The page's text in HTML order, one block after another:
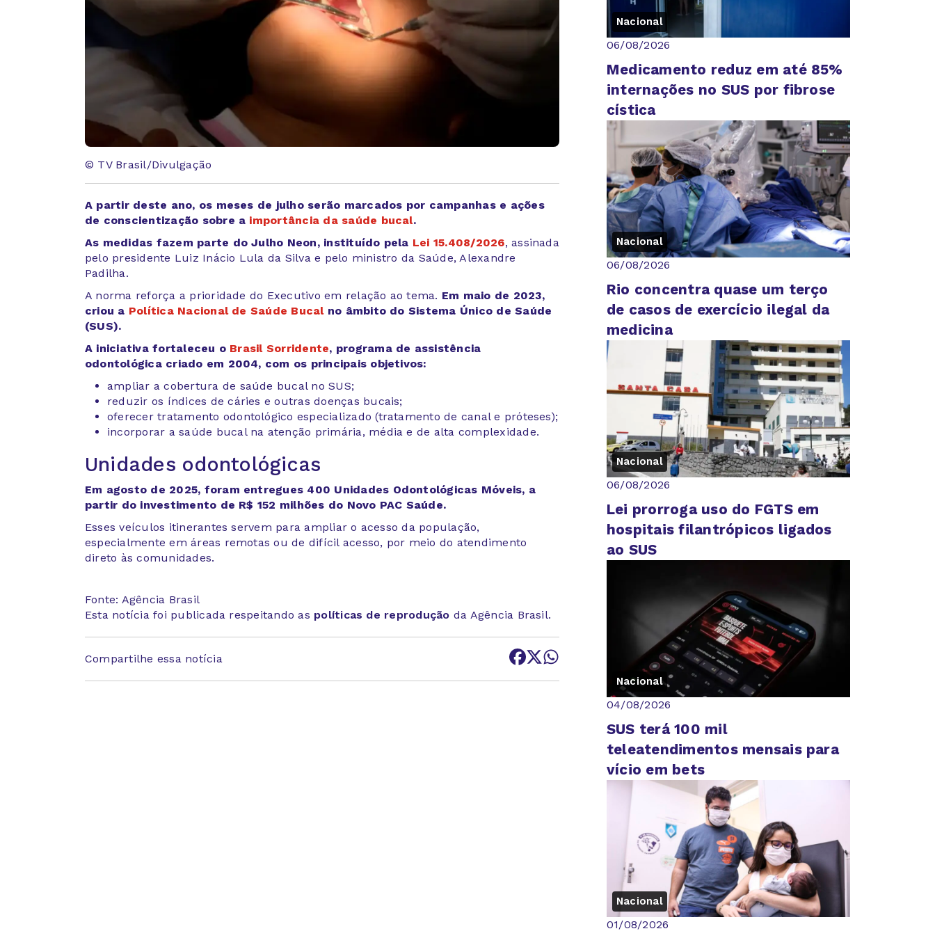
© TV Brasil/Divulgação
A partir deste ano, os meses de julho serão marcados por campanhas e ações
de conscientização sobre a importância da saúde bucal.
As medidas fazem parte do Julho Neon, instituído pela Lei 15.408/2026, assinada
pelo presidente Luiz Inácio Lula da Silva e pelo ministro da Saúde, Alexandre
Padilha.
A norma reforça a prioridade do Executivo em relação ao tema. Em maio de 2023,
criou a Política Nacional de Saúde Bucal no âmbito do Sistema Único de Saúde
(SUS).
A iniciativa fortaleceu o Brasil Sorridente, programa de assistência
odontológica criado em 2004, com os principais objetivos:
ampliar a cobertura de saúde bucal no SUS;
reduzir os índices de cáries e outras doenças bucais;
oferecer tratamento odontológico especializado (tratamento de canal e próteses);
incorporar a saúde bucal na atenção primária, média e de alta complexidade.
Unidades odontológicas
Em agosto de 2025, foram entregues 400 Unidades Odontológicas Móveis, a
partir do investimento de R$ 152 milhões do Novo PAC Saúde.
Esses veículos itinerantes servem para ampliar o acesso da população,
especialmente em áreas remotas ou de difícil acesso, por meio do atendimento
direto às comunidades.
Fonte: Agência Brasil
Esta notícia foi publicada respeitando as políticas de reprodução da Agência Brasil.
Compartilhe essa notícia
Nacional
06/08/2026
Medicamento reduz em até 85%
internações no SUS por fibrose
cística
Nacional
06/08/2026
Rio concentra quase um terço
de casos de exercício ilegal da
medicina
Nacional
06/08/2026
Lei prorroga uso do FGTS em
hospitais filantrópicos ligados
ao SUS
Nacional
04/08/2026
SUS terá 100 mil
teleatendimentos mensais para
vício em bets
Nacional
01/08/2026